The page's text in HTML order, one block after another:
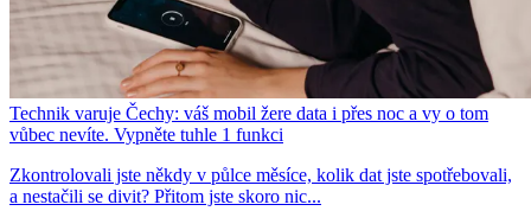
Technik varuje Čechy: váš mobil žere data i přes noc a vy o tom
vůbec nevíte. Vypněte tuhle 1 funkci
Zkontrolovali jste někdy v půlce měsíce, kolik dat jste spotřebovali,
a nestačili se divit? Přitom jste skoro nic...